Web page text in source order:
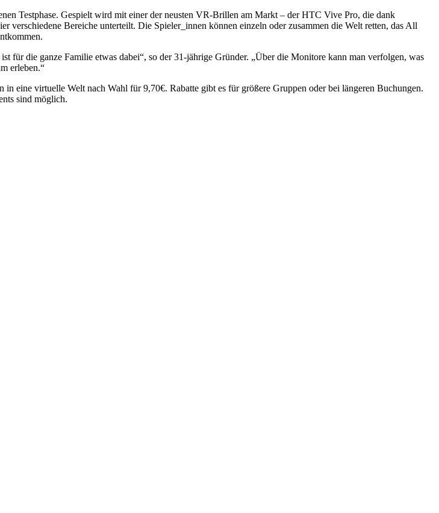
Testphase. Gespielt wird mit einer der neusten VR-Brillen am Markt – der HTC Vive Pro, die dank
verschiedene Bereiche unterteilt. Die Spieler_innen können einzeln oder zusammen die Welt retten, das All
für die ganze Familie etwas dabei“, so der 31-jährige Gründer. „Über die Monitore kann man verfolgen, was
erleben.“
eine virtuelle Welt nach Wahl für 9,70€. Rabatte gibt es für größere Gruppen oder bei längeren Buchungen.
sind möglich.